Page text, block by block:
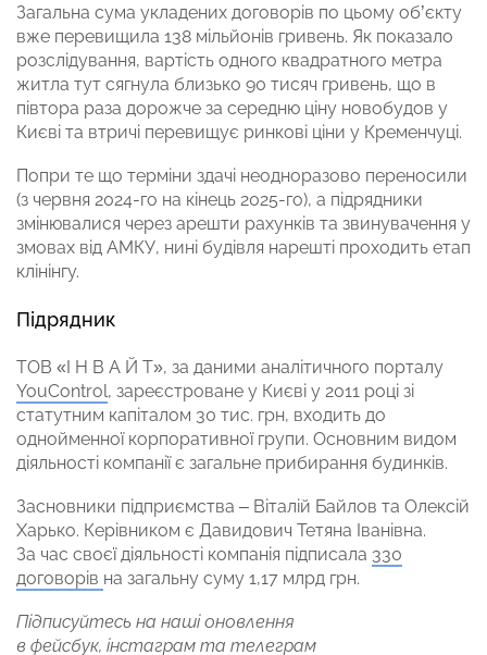
Загальна сума укладених договорів по цьому об’єкту
вже перевищила 138 мільйонів гривень. Як показало
розслідування, вартість одного квадратного метра
житла тут сягнула близько 90 тисяч гривень, що в
півтора раза дорожче за середню ціну новобудов у
Києві та втричі перевищує ринкові ціни у Кременчуці.
Попри те що терміни здачі неодноразово переносили
(з червня 2024-го на кінець 2025-го), а підрядники
змінювалися через арешти рахунків та звинувачення у
змовах від АМКУ, нині будівля нарешті проходить етап
клінінгу.
Підрядник
ТОВ «І Н В А Й Т», за даними аналітичного порталу
YouControl, зареєстроване у Києві у 2011 році зі
статутним капіталом 30 тис. грн, входить до
однойменної корпоративної групи. Основним видом
діяльності компанії є загальне прибирання будинків.
Засновники підприємства – Віталій Байлов та Олексій
Харько. Керівником є Давидович Тетяна Іванівна.
За час своєї діяльності компанія підписала 330
договорів на загальну суму 1,17 млрд грн.
Підписуйтесь на наші оновлення
в фейсбук, інстаграм та телеграм